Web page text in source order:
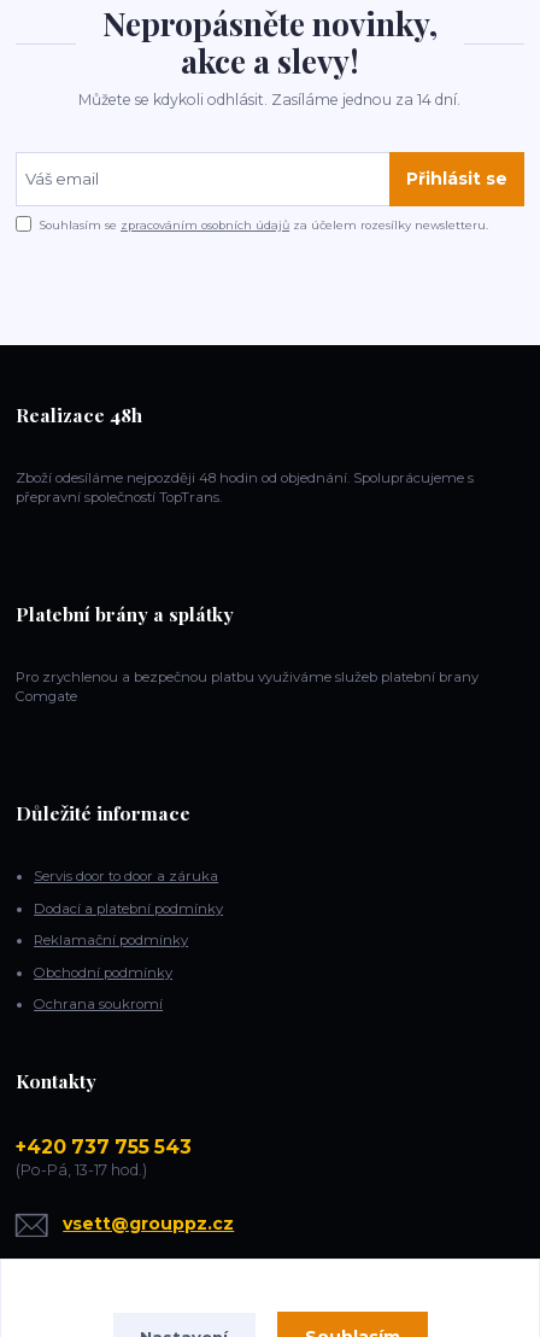
Nepropásněte novinky,
akce a slevy!
Můžete se kdykoli odhlásit. Zasíláme jednou za 14 dní.
Přihlásit se
Souhlasím se zpracováním osobních údajů za účelem rozesílky newsletteru.
Realizace 48h
Zboží odesíláme nejpozději 48 hodin od objednání. Spoluprácujeme s
přepravní společností TopTrans.
Platební brány a splátky
Pro zrychlenou a bezpečnou platbu využiváme služeb platební brany
Comgate
Důležité informace
Servis door to door a záruka
Dodací a platební podmínky
Reklamační podmínky
Obchodní podmínky
Ochrana soukromí
Kontakty
+420 737 755 543
(Po-Pá, 13-17 hod.)
vsett@grouppz.cz